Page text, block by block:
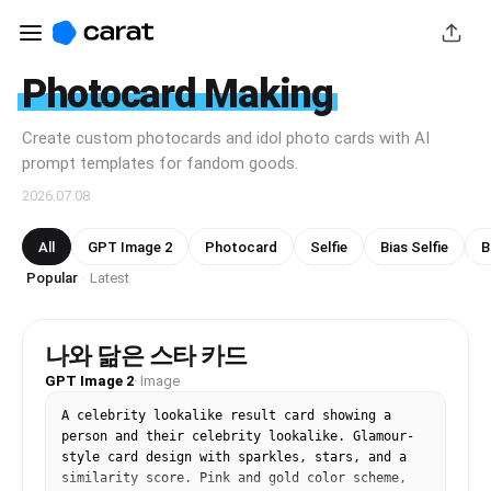
Photocard Making
Create custom photocards and idol photo cards with AI
prompt templates for fandom goods.
2026.07.08
All GPT Image 2 Photocard Selfie Bias Selfie
Popular · Latest
나와 닮은 스타 카드
GPT Image 2· Image
A celebrity lookalike result card showing a
person and their celebrity lookalike. Glamour-
style card design with sparkles, stars, and a
similarity score. Pink and gold color scheme,